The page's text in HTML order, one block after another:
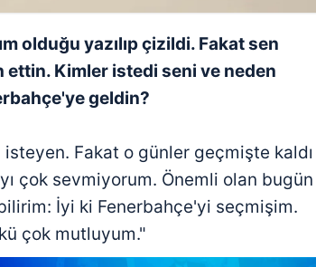
çerezlerle ilgili bilgi almak için lütfentıklayınız.
olduğu yazılıp çizildi. Fakat sen
ettin. Kimler istedi seni ve neden
geldin?
isteyen. Fakat o günler geçmişte kaldı
çok sevmiyorum. Önemli olan bugün
İyi ki Fenerbahçe'yi seçmişim.
çok mutluyum."